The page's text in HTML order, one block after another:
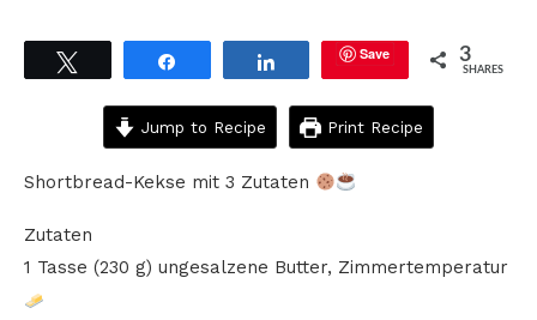
Save 3
SHARES
Jump to Recipe Print Recipe
Shortbread-Kekse mit 3 Zutaten
Zutaten
1 Tasse (230 g) ungesalzene Butter, Zimmertemperatur